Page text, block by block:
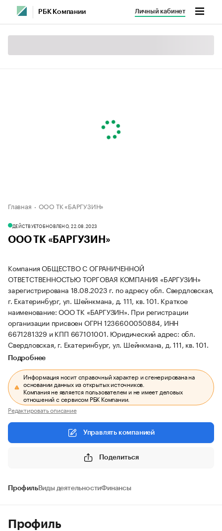
РБК Компании Личный кабинет
Главная ООО ТК «БАРГУЗИН»
ДЕЙСТВУЕТОБНОВЛЕНО, 22.08.2023
ООО ТК «БАРГУЗИН»
Компания ОБЩЕСТВО С ОГРАНИЧЕННОЙ
ОТВЕТСТВЕННОСТЬЮ ТОРГОВАЯ КОМПАНИЯ «БАРГУЗИН»
зарегистрирована 18.08.2023 г. по адресу обл. Свердловская,
г. Екатеринбург, ул. Шейнкмана, д. 111, кв. 101. Краткое
наименование: ООО ТК «БАРГУЗИН». При регистрации
организации присвоен ОГРН 1236600050884, ИНН
6671281329 и КПП 667101001. Юридический адрес: обл.
Свердловская, г. Екатеринбург, ул. Шейнкмана, д. 111, кв. 101.
Подробнее
Информация носит справочный характер и сгенерирована на
основании данных из открытых источников.
Компания не является пользователем и не имеет деловых
отношений с сервисом РБК Компании.
Редактировать описание
Управлять компанией
Поделиться
ПрофильВиды деятельностиФинансы
Профиль